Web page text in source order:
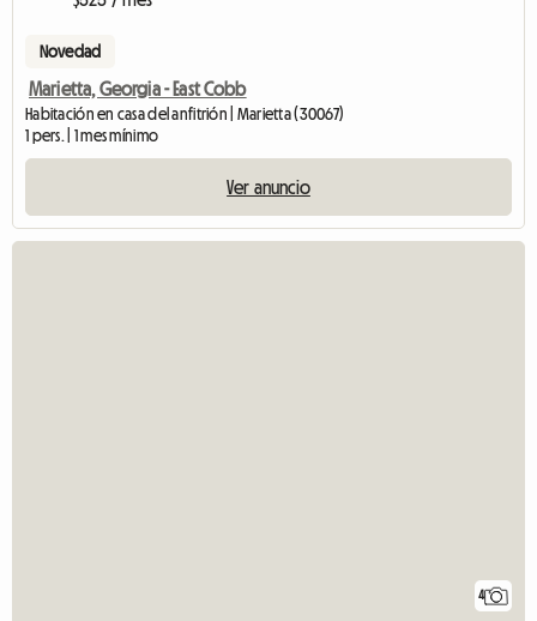
Novedad
Marietta, Georgia - East Cobb
Habitación en casa del anfitrión | Marietta (30067)
1 pers. | 1 mes mínimo
Ver anuncio
4